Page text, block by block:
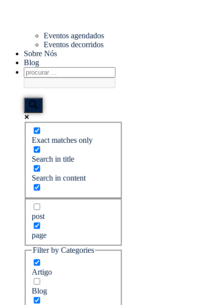
Eventos agendados
Eventos decorridos
Sobre Nós
Blog
Exact matches only
Search in title
Search in content
post
page
Filter by Categories
Artigo
Blog